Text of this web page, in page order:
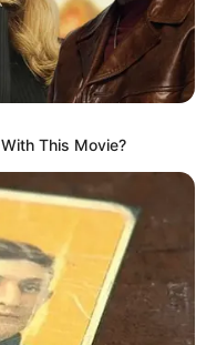
This Movie?